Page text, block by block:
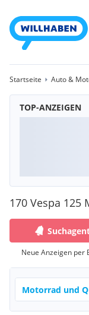
Startseite Auto &
TOP-ANZEIGEN
170 Vespa 125
Neue Anzeigen per